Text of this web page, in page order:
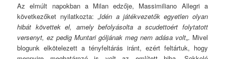
Az elmúlt napokban a Milan edzője, Massimiliano Allegri a
következőket nyilatkozta: „Idén a játékvezetők egyetlen olyan
hibát követtek el, amely befolyásolta a scudettoért folytatott
versenyt, ez pedig Muntari góljának meg nem adása volt„. Mivel
blogunk elkötelezett a tényfeltárás iránt, ezért feltártuk, hogy